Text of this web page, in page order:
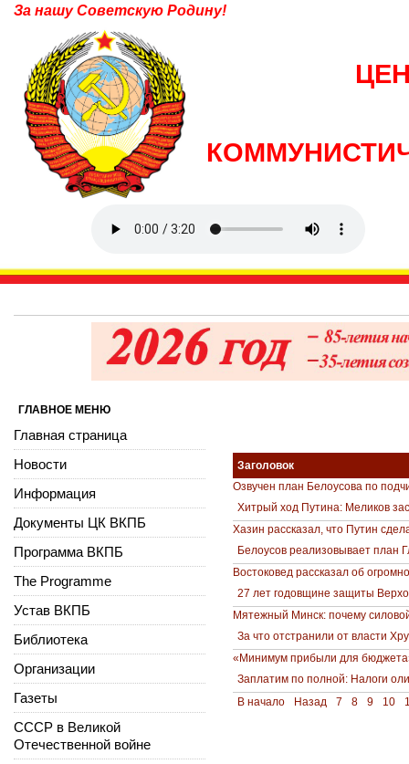
За нашу Советскую Родину!
Заголовок
Озвучен план Белоусова по
Хитрый ход Путина: Меликов
Хазин рассказал, что Путин
Белоусов реализовывает план
Востоковед рассказал об
27 лет годовщине защиты
Мятежный Минск: почему
За что отстранили от власти
«Минимум прибыли для
Заплатим по полной: Налоги
В начало
Назад 7 8 9 10
ГЛАВНОЕ МЕНЮ
Главная страница
Новости
Информация
Документы ЦК ВКПБ
Программа ВКПБ
The Programme
Устав ВКПБ
Библиотека
Организации
Газеты
СССР в Великой
Отечественной войне